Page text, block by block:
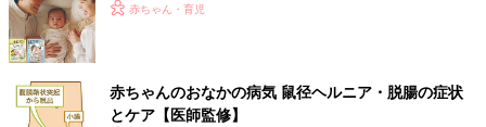
赤ちゃん・育児
赤ちゃんのおなかの病気 鼠径ヘルニア・脱腸の症状
とケア【医師監修】